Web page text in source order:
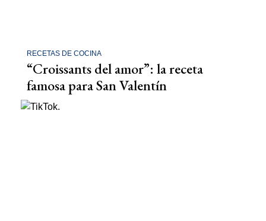
RECETAS DE COCINA
“Croissants del amor”: la receta
famosa para San Valentín